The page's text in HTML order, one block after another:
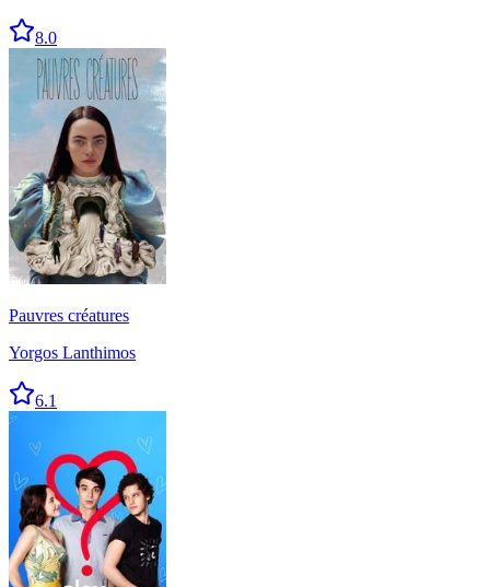
8.0
Pauvres créatures
Yorgos Lanthimos
6.1